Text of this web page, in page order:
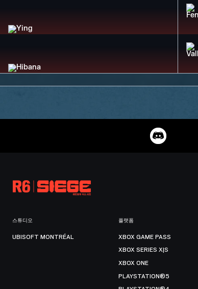
스튜디오
UBISOFT MONTRÉAL
플랫폼
XBOX GAME PASS
XBOX SERIES X|S
XBOX ONE
PLAYSTATION®5